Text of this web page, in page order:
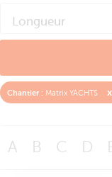
Longueur
Chantier : Matrix YACHTS x
A B C D